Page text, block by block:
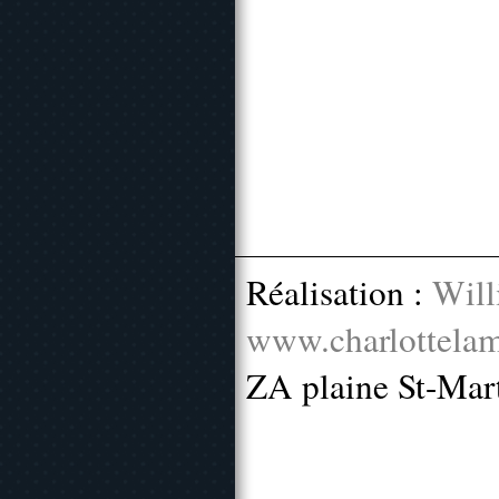
Réalisation :
ZA plaine St-